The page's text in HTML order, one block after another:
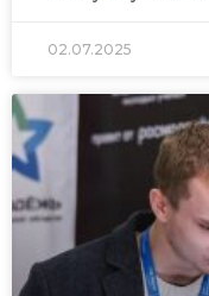
02.07.2025